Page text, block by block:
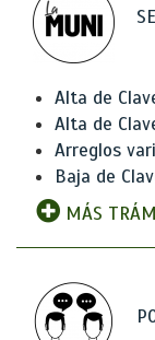
Alta de
Alta de
Arreglos
Baja de
MÁS